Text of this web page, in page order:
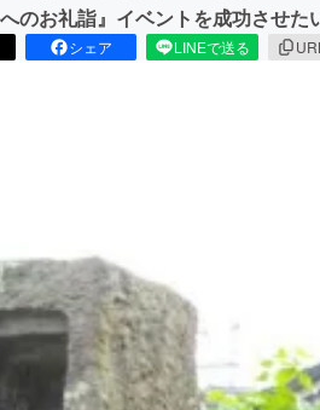
のお礼詣』イベントを成功させた
シェア LINEで送る